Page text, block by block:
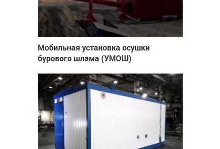
Мобильная установка осушки
бурового шлама (УМОШ)